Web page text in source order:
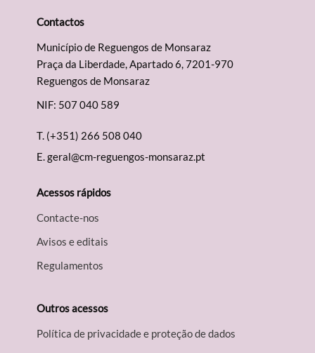
Contactos
Município de Reguengos de Monsaraz
Praça da Liberdade, Apartado 6, 7201-970
Reguengos de Monsaraz
NIF: 507 040 589
T. (+351) 266 508 040
E.geral@cm-reguengos-monsaraz.pt
Acessos rápidos
Contacte-nos
Avisos e editais
Regulamentos
Outros acessos
Política de privacidade e proteção de dados